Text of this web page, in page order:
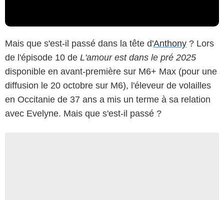
Mais que s'est-il passé dans la tête d'Anthony ? Lors
de l'épisode 10 de L'amour est dans le pré 2025
disponible en avant-première sur M6+ Max (pour une
diffusion le 20 octobre sur M6), l'éleveur de volailles
en Occitanie de 37 ans a mis un terme à sa relation
avec Evelyne. Mais que s'est-il passé ?